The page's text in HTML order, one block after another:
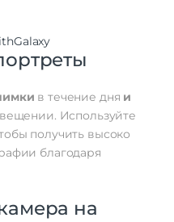
в течение дня и
Используйте
получить высоко
благодаря
на